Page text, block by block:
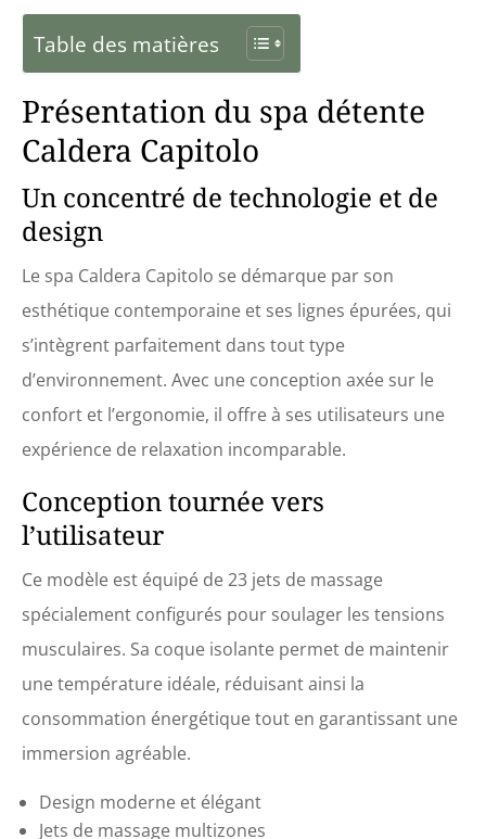
Table des matières
Présentation du spa détente
Caldera Capitolo
Un concentré de technologie et de
design
Le spa Caldera Capitolo se démarque par son
esthétique contemporaine et ses lignes épurées, qui
s’intègrent parfaitement dans tout type
d’environnement. Avec une conception axée sur le
confort et l’ergonomie, il offre à ses utilisateurs une
expérience de relaxation incomparable.
Conception tournée vers
l’utilisateur
Ce modèle est équipé de 23 jets de massage
spécialement configurés pour soulager les tensions
musculaires. Sa coque isolante permet de maintenir
une température idéale, réduisant ainsi la
consommation énergétique tout en garantissant une
immersion agréable.
Design moderne et élégant
Jets de massage multizones